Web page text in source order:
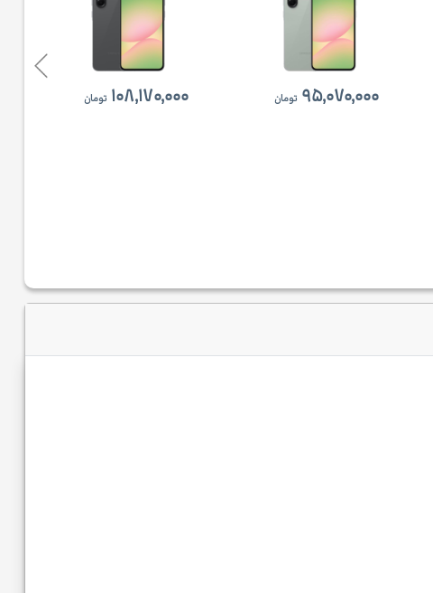
۱۰۸,۱۷۰,۰۰۰ تومان ۹۵,۰۷۰,۰۰۰ تومان